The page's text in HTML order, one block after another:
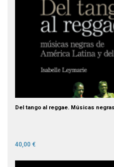
Del tango al reggae. Músicas
40,00 €